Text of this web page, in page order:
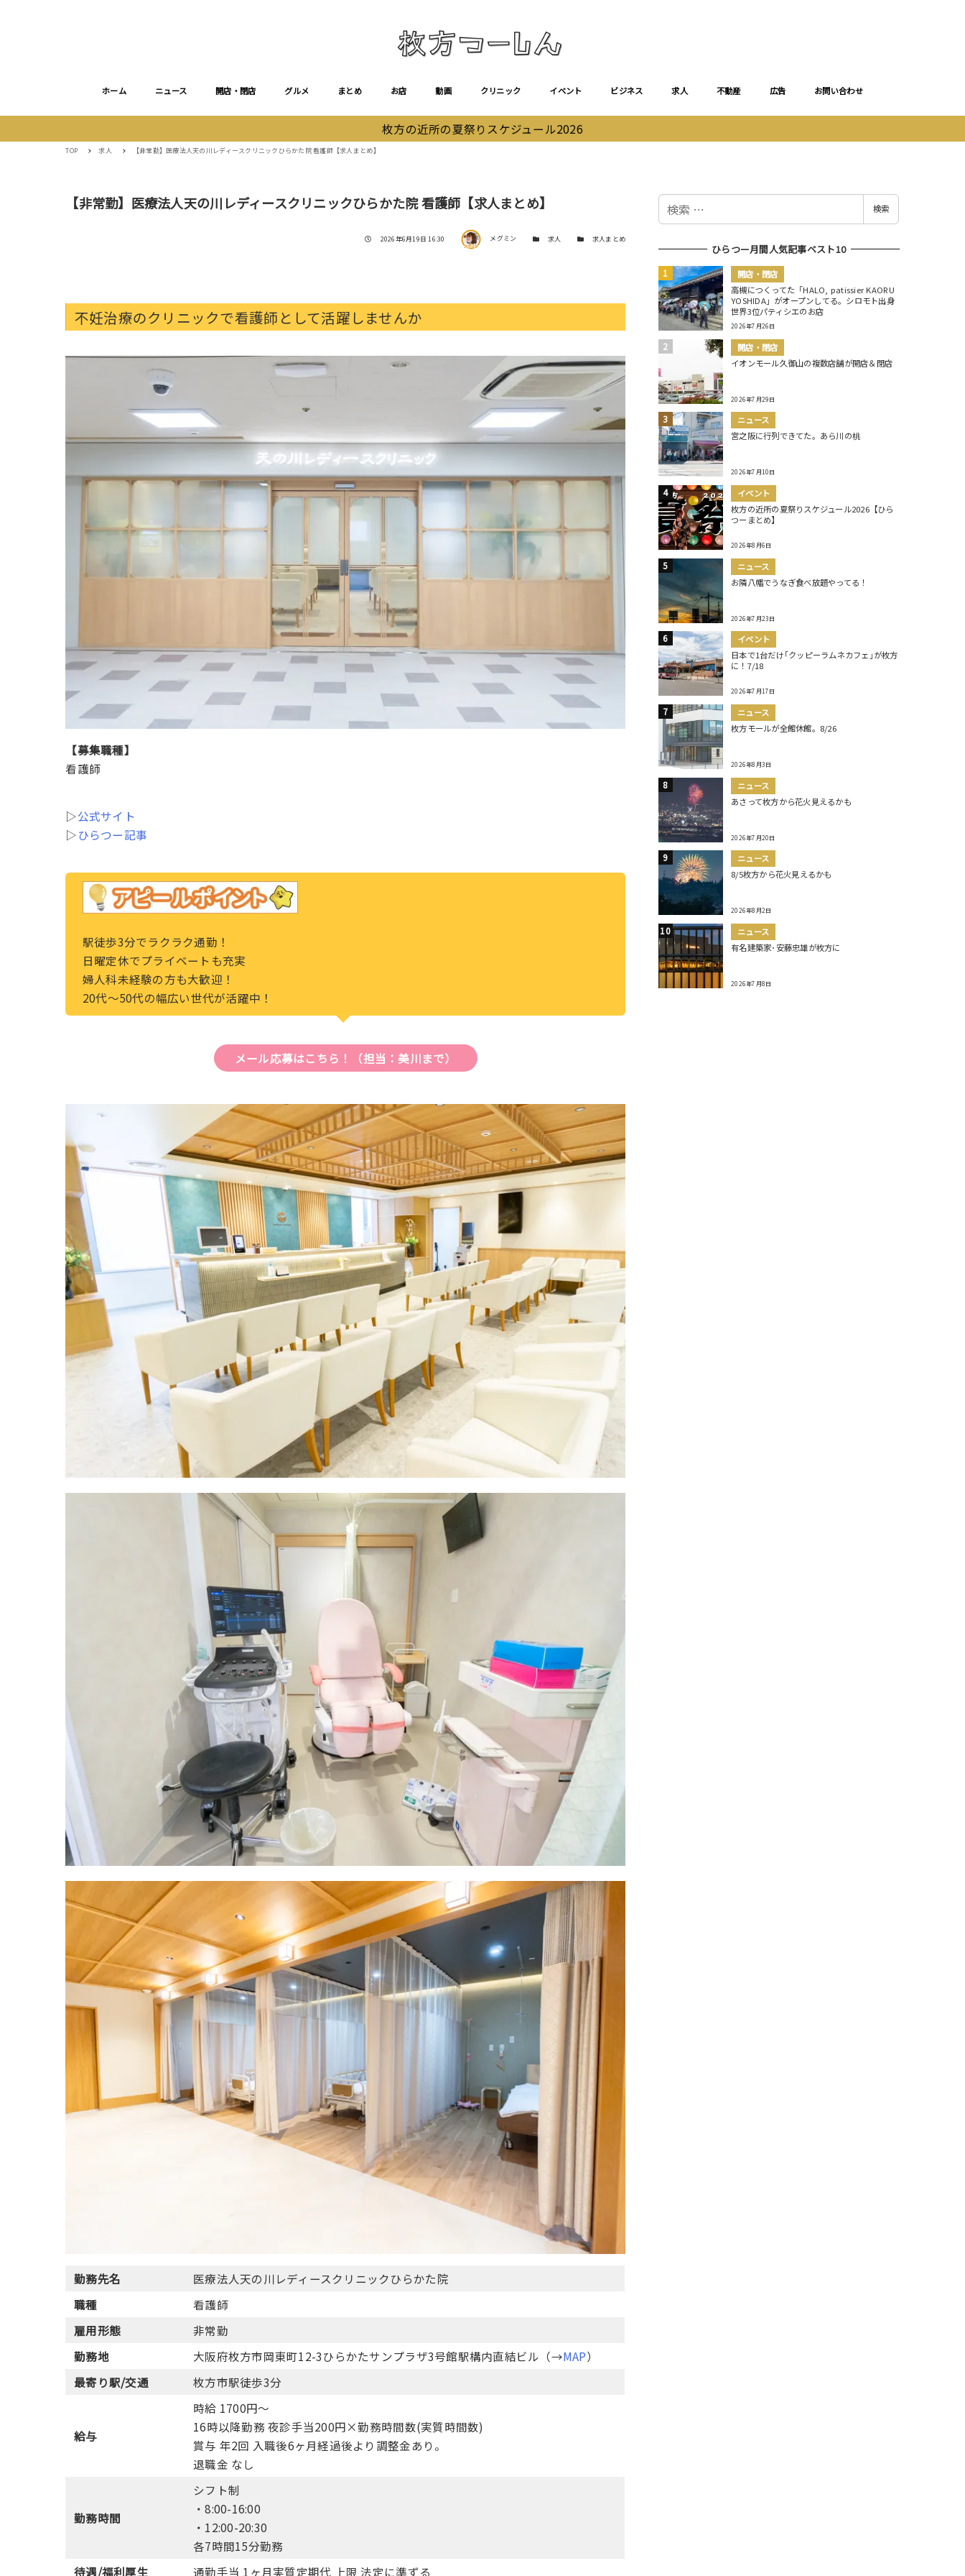
ホーム ニュース 開店・閉店 グルメ まとめ お店 動画 クリニック イベント ビジネス 求人 不動産 広告 お問い合わせ
枚方の近所の夏祭りスケジュール2026
TOP 求人 【非常勤】医療法人天の川レディースクリニックひらかた院 看護師【求人まとめ】
【非常勤】医療法人天の川レディースクリニックひらかた院 看護師【求人まとめ】
投稿日
2026年6月19日 16:30 著者 メグミン カテゴリー
求人 カテゴリー求人まとめ
不妊治療のクリニックで看護師として活躍しませんか
【募集職種】
看護師
▷公式サイト
▷ひらつー記事
駅徒歩3分でラクラク通勤！
日曜定休でプライベートも充実
婦人科未経験の方も大歓迎！
20代～50代の幅広い世代が活躍中！
メール応募はこちら！ （担当：美川まで）
勤務先名
医療法人天の川レディースクリニックひらかた院
職種
看護師
雇用形態
非常勤
勤務地
大阪府枚方市岡東町12-3ひらかたサンプラザ3号館駅構内直結ビル（→MAP）
最寄り駅/交通
枚方市駅徒歩3分
給与
時給 1700円〜
16時以降勤務 夜診手当200円×勤務時間数(実質時間数)
賞与 年2回 入職後6ヶ月経過後より調整金あり。
退職金 なし
勤務時間
シフト制
・8:00-16:00
・12:00-20:30
各7時間15分勤務
待遇/福利厚生
通勤手当 1ヶ月実質定期代 上限 法定に準ずる
検
検索
ひらつー月間人気記事ベスト10
開店・閉店
高槻につくってた「HALO, patissier KAORU
YOSHIDA」がオープンしてる。シロモト出身
世界3位パティシエのお店
2026年7月26日
開店・閉店
イオンモール久御山の複数店舗が開店＆閉店
2026年7月29日
ニュース
宮之阪に行列できてた。あら川の桃
2026年7月10日
イベント
枚方の近所の夏祭りスケジュール2026【ひら
つーまとめ】
2026年8月6日
ニュース
お隣八幡でうなぎ食べ放題やってる！
2026年7月23日
イベント
日本で1台だけ｢クッピーラムネカフェ｣が枚方
に！7/18
2026年7月17日
ニュース
枚方モールが全館休館。8/26
2026年8月3日
ニュース
あさって枚方から花火見えるかも
2026年7月20日
ニュース
8/5枚方から花火見えるかも
2026年8月2日
ニュース
有名建築家･安藤忠雄が枚方に
2026年7月8日